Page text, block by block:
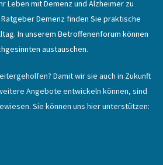
Leben mit Demenz und Alzheimer zu
Demenz finden Sie praktische
In unserem Betroffenenforum können
austauschen.
Damit wir sie auch in Zukunft
Angebote entwickeln können, sind
Sie können uns hier unterstützen: